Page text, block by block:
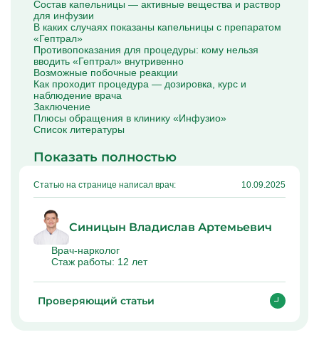
Капельницы Преднизолона
Цераксон капельница
Капельница Церебролизин
Капельница Мильгамма
Капельница Цефтриаксон
Капельница Ципрофлоксацин
Капельница Рингер
Состав капельницы — активные вещества и раствор
для инфузии
В каких случаях показаны капельницы с препаратом
«Гептрал»
Противопоказания для процедуры: кому нельзя
вводить «Гептрал» внутривенно
Возможные побочные реакции
Как проходит процедура — дозировка, курс и
наблюдение врача
Заключение
Плюсы обращения в клинику «Инфузио»
Список литературы
Показать полностью
Статью на странице написал врач: 10.09.2025
Синицын Владислав Артемьевич
Врач-нарколог
Стаж работы: 12 лет
Проверяющий статьи